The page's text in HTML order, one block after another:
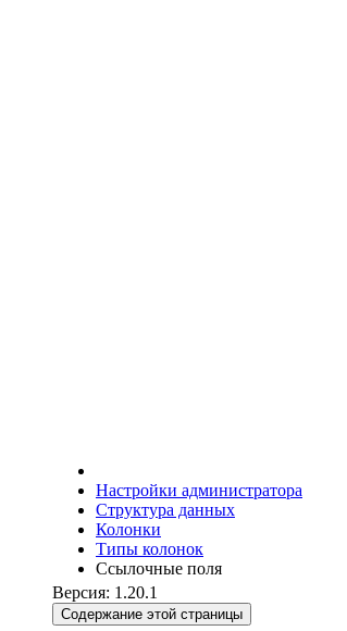
Настройки администратора
Структура данных
Колонки
Типы колонок
Ссылочные поля
Версия: 1.20.1
Содержание этой страницы